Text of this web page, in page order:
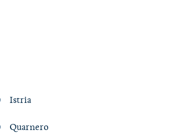
Istria
Quarnero